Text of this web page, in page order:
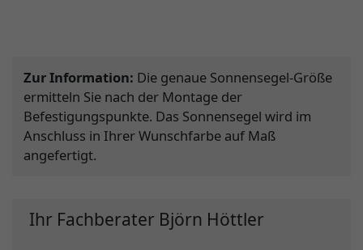
Zur Information: Die genaue Sonnensegel-Größe
ermitteln Sie nach der Montage der
Befestigungspunkte. Das Sonnensegel wird im
Anschluss in Ihrer Wunschfarbe auf Maß
angefertigt.
Ihr Fachberater Björn Höttler